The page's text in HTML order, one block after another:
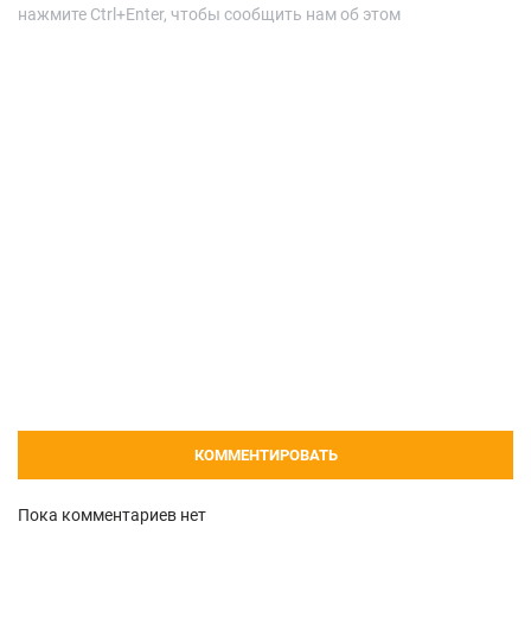
нажмите Ctrl+Enter, чтобы сообщить нам об этом
КОММЕНТИРОВАТЬ
Пока комментариев нет